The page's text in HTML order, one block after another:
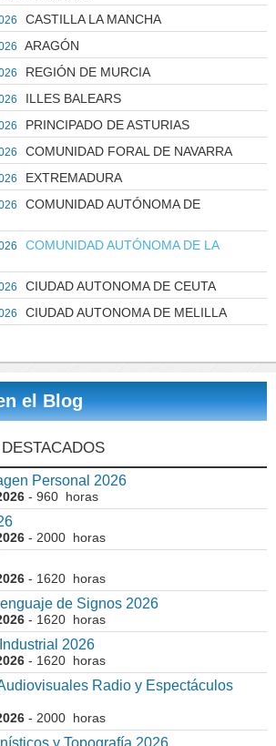
CASTILLA LA MANCHA
ARAGÓN
REGIÓN DE MURCIA
ILLES BALEARS
PRINCIPADO DE ASTURIAS
COMUNIDAD FORAL DE NAVARRA
EXTREMADURA
COMUNIDAD AUTÓNOMA DE
COMUNIDAD AUTÓNOMA DE LA
CIUDAD AUTONOMA DE CEUTA
CIUDAD AUTONOMA DE MELILLA
el Blog
Personal 2026
- 960 horas
- 2000 horas
- 1620 horas
de Signos 2026
- 1620 horas
2026
- 1620 horas
Radio y Espectáculos
- 2000 horas
y Topografía 2026